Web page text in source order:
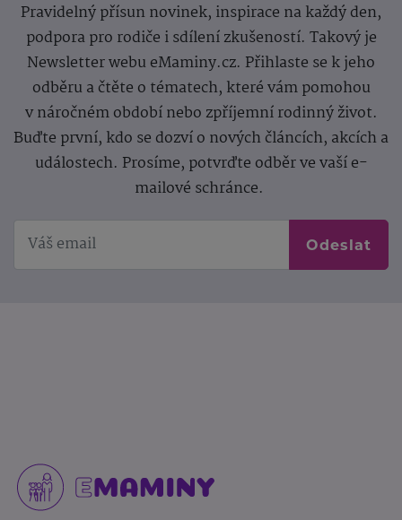
Pravidelný přísun novinek, inspirace na každý den,
podpora pro rodiče i sdílení zkušeností. Takový je
Newsletter webu eMaminy.cz. Přihlaste se k jeho
odběru a čtěte o tématech, které vám pomohou
v náročném období nebo zpříjemní rodinný život.
Buďte první, kdo se dozví o nových článcích, akcích a
událostech. Prosíme, potvrďte odběr ve vaší e-
mailové schránce.
Odeslat